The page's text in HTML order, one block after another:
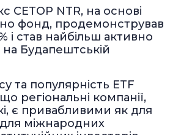
CETOP NTR, на основі
фонд, продемонстрував
і став найбільш активно
Будапештській
та популярність ETF
регіональні компанії,
є привабливими як для
для міжнародних